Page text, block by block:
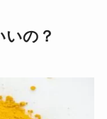
の？